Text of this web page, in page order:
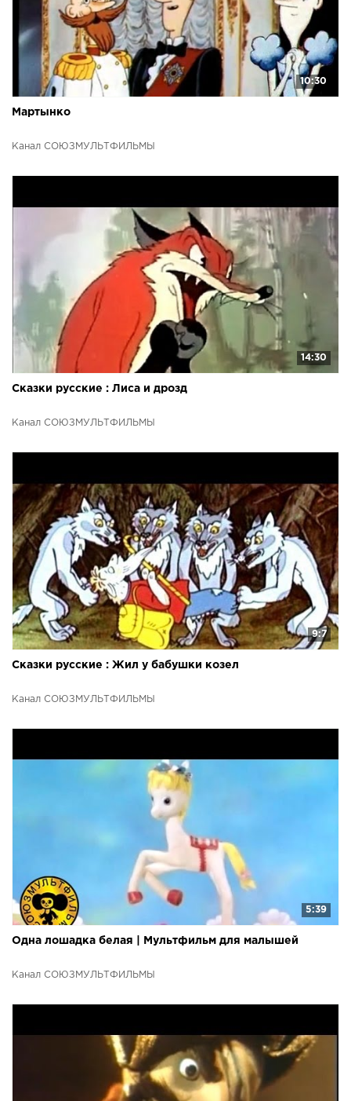
10:30
Мартынко
Канал СОЮЗМУЛЬТФИЛЬМЫ
14:30
Сказки русские : Лиса и дрозд
Канал СОЮЗМУЛЬТФИЛЬМЫ
9:7
Сказки русские : Жил у бабушки козел
Канал СОЮЗМУЛЬТФИЛЬМЫ
5:39
Одна лошадка белая | Мультфильм для малышей
Канал СОЮЗМУЛЬТФИЛЬМЫ